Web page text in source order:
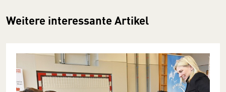
Weitere interessante Artikel